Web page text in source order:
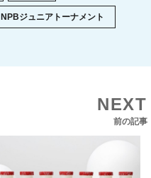
NPBジュニアトーナメント
NEXT
前の記事